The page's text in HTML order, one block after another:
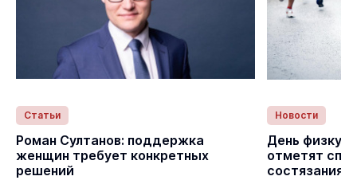
Статьи
Роман Султанов: поддержка
женщин требует конкретных
решений
Новости
День
отметят